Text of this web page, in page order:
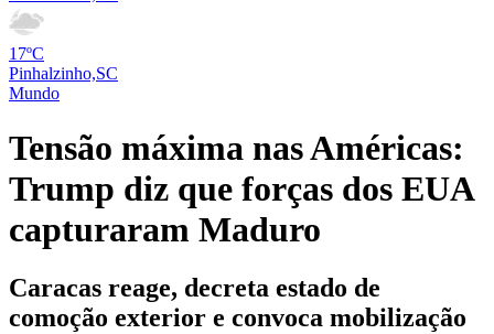
17ºC
Pinhalzinho,SC
Mundo
Tensão máxima nas Américas:
Trump diz que forças dos EUA
capturaram Maduro
Caracas reage, decreta estado de
comoção exterior e convoca mobilização